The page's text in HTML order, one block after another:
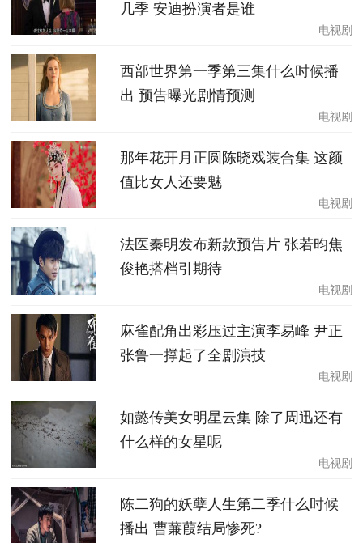
几季 安迪扮演者是谁
电视剧
西部世界第一季第三集什么时候播
出 预告曝光剧情预测
电视剧
那年花开月正圆陈晓戏装合集 这颜
值比女人还要魅
电视剧
法医秦明发布新款预告片 张若昀焦
俊艳搭档引期待
电视剧
麻雀配角出彩压过主演李易峰 尹正
张鲁一撑起了全剧演技
电视剧
如懿传美女明星云集 除了周迅还有
什么样的女星呢
电视剧
陈二狗的妖孽人生第二季什么时候
播出 曹蒹葭结局惨死?